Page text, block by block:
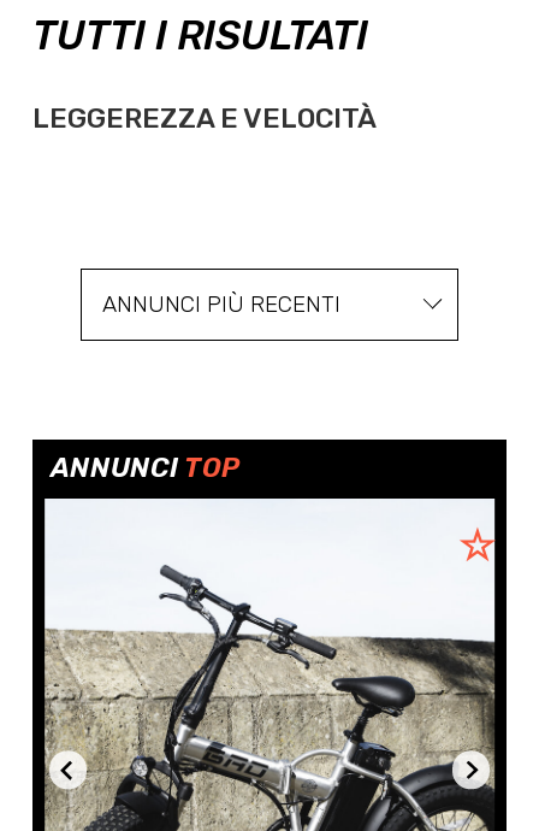
TUTTI I RISULTATI
LEGGEREZZA E VELOCITÀ
ANNUNCI PIÙ RECENTI
ANNUNCI TOP